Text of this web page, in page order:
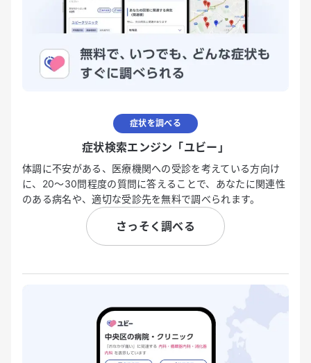
症状を調べる
症状検索エンジン「ユビー」
体調に不安がある、医療機関への受診を考えている方向け
に、20〜30問程度の質問に答えることで、あなたに関連性
のある病名や、適切な受診先を無料で調べられます。
さっそく調べる